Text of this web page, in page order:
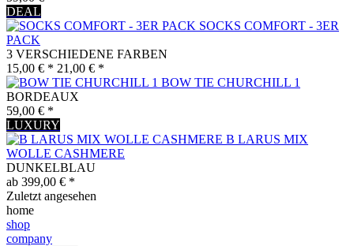
DEAL
SOCKS COMFORT - 3ER
PACK
3 VERSCHIEDENE FARBEN
15,00 € * 21,00 € *
BOW TIE CHURCHILL 1
BORDEAUX
59,00 € *
LUXURY
B LARUS MIX
WOLLE CASHMERE
DUNKELBLAU
ab 399,00 € *
Zuletzt angesehen
home
shop
company